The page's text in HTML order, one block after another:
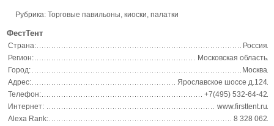
Рубрика: Торговые павильоны, киоски, палатки
ФестТент
Страна:
Россия
Регион:
Московская область
Город:
Москва
Адрес:
Ярославское шоссе д.124
Телефон:
+7(495) 532-64-42
Интернет:
www.firsttent.ru
Alexa Rank:
8 328 062